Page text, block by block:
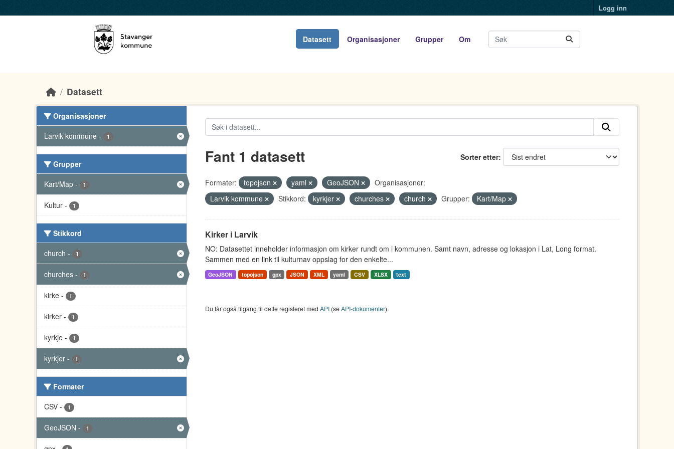
Logg inn
Datasett Organisasjoner Grupper Om
Datasett
Organisasjoner
Larvik kommune - 1
Grupper
Kart/Map - 1
Kultur - 1
Stikkord
church - 1
churches - 1
kirke - 1
kirker - 1
kyrkje - 1
kyrkjer - 1
Formater
CSV - 1
GeoJSON - 1
Sorter etter
Fant 1 datasett
Formater: topojson yaml GeoJSON
Organisasjoner:
Larvik kommune
Stikkord: kyrkjer churches church Grupper: Kart/Map
Kirker i Larvik
NO: Datasettet inneholder informasjon om kirker rundt om i kommunen. Samt navn, adresse og lokasjon i Lat, Long format.
Sammen med en link til kulturnav oppslag for den enkelte...
GeoJSON topojson gpx JSON XML yaml CSV XLSX text
Du får også tilgang til dette registeret med API(seAPI-dokumenter).